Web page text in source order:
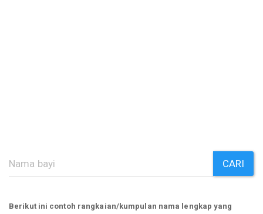
CARI
Berikut ini contoh rangkaian/kumpulan nama lengkap yang